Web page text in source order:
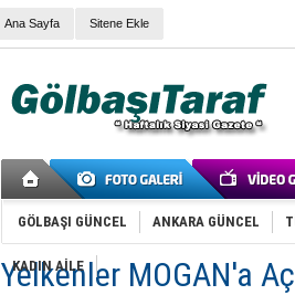
Ana Sayfa Sitene Ekle
GÖLBAŞI GÜNCEL ANKARA GÜNCEL
KADIN AİLE
Yelkenler MOGAN'a